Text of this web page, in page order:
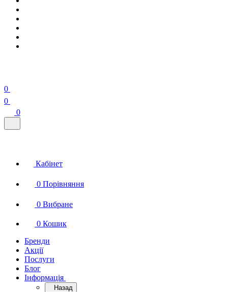
0
0
0
Кабінет
0 Порівняння
0 Вибране
0 Кошик
Бренди
Акції
Послуги
Блог
Інформація
Назад